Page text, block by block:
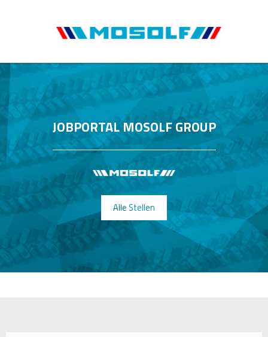
JOBPORTAL MOSOLF GROUP
Alle Stellen